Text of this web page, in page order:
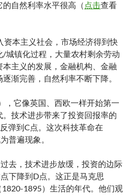
自然利率水平很高（ 点击查看
资本主义社会，市场经济得到快
城镇化过程，大量农村剩余劳动
主义的发展，金融机构、金融
渐完善，自然利率不断下降。
，它像英国、西欧一样开始第一
技术进步带来了投资回报率的
弹到C点。这次科技革命在
普遍现象。
去，技术进步放缓，投资的边际
下降到D点。这正是马克思
1820-1895）生活的年代。他们观